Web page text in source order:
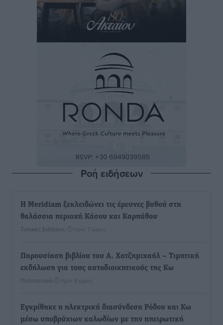
Ροή ειδήσεων
Η Meridiam ξεκλειδώνει τις έρευνες βυθού στη
θαλάσσια περιοχή Κάσου και Καρπάθου
Τοπικές Ειδήσεις πριν 7 ώρες
Παρουσίαση βιβλίου του Α. Χατζημιχαήλ – Τιμητική
εκδήλωση για τους αυτοδιοικητικούς της Κω
Πολιτιστικά πριν 9 ώρες
Εγκρίθηκε η ηλεκτρική διασύνδεση Ρόδου και Κω
μέσω υποβρύχιων καλωδίων με την ηπειρωτική